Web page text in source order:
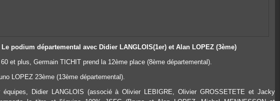
Le podium départemental avec Didier LANGLOIS(1er) et Alan LOPEZ (3ème)
et plus, Germain TICHIT prend la 12ème place (8ème départemental).
LOPEZ 23ème (13ème départemental).
équipes, Didier LANGLOIS (associé à Olivier LEBIGRE, Olivier GROSSETETE et Jacky